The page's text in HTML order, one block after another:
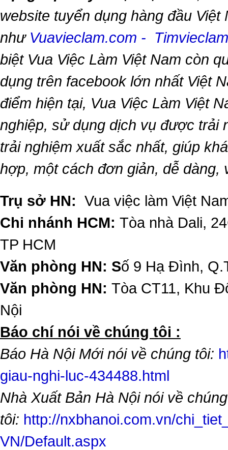
website tuyển dụng hàng đầu Việt
như Vuavieclam.com -
biệt Vua Việc Làm Việt Nam còn
dụng trên facebook lớn nhất Việt
điểm hiện tại, Vua Việc Làm Việt
nghiệp, sử dụng dịch vụ được trải
trải nghiệm xuất sắc nhất, giúp
hợp, một cách đơn giản, dễ dàng,
Trụ sở HN: Vua việc làm Việt
Chi nhánh HCM: Tòa nhà Dali,
TP HCM
Văn phòng HN: Số 9 Hạ Đình,
Văn phòng HN: Tòa CT11, Khu
Nội
​Báo chí nói về chúng tôi :
Báo Hà Nội Mới nói về chúng tôi:
giau-nghi-luc-434488.html
Nhà Xuất Bản Hà Nội nói về chúng
tôi: http://nxbhanoi.com.vn/
VN/Default.aspx